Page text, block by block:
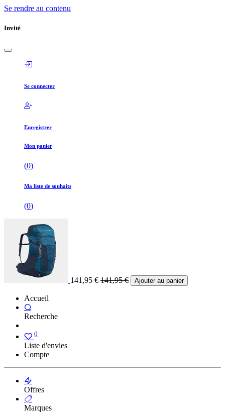
Se rendre au contenu
Invité
Se connecter
Enregistrer
Mon panier
(0)
Ma liste de souhaits
(0)
141,95 € 141,95€ Ajouter au panier
Accueil
Recherche
0
Liste d'envies
Compte
Offres
Marques